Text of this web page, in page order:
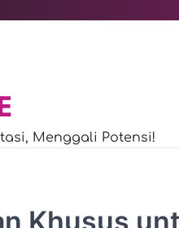
Menggali Potensi!
Khusus